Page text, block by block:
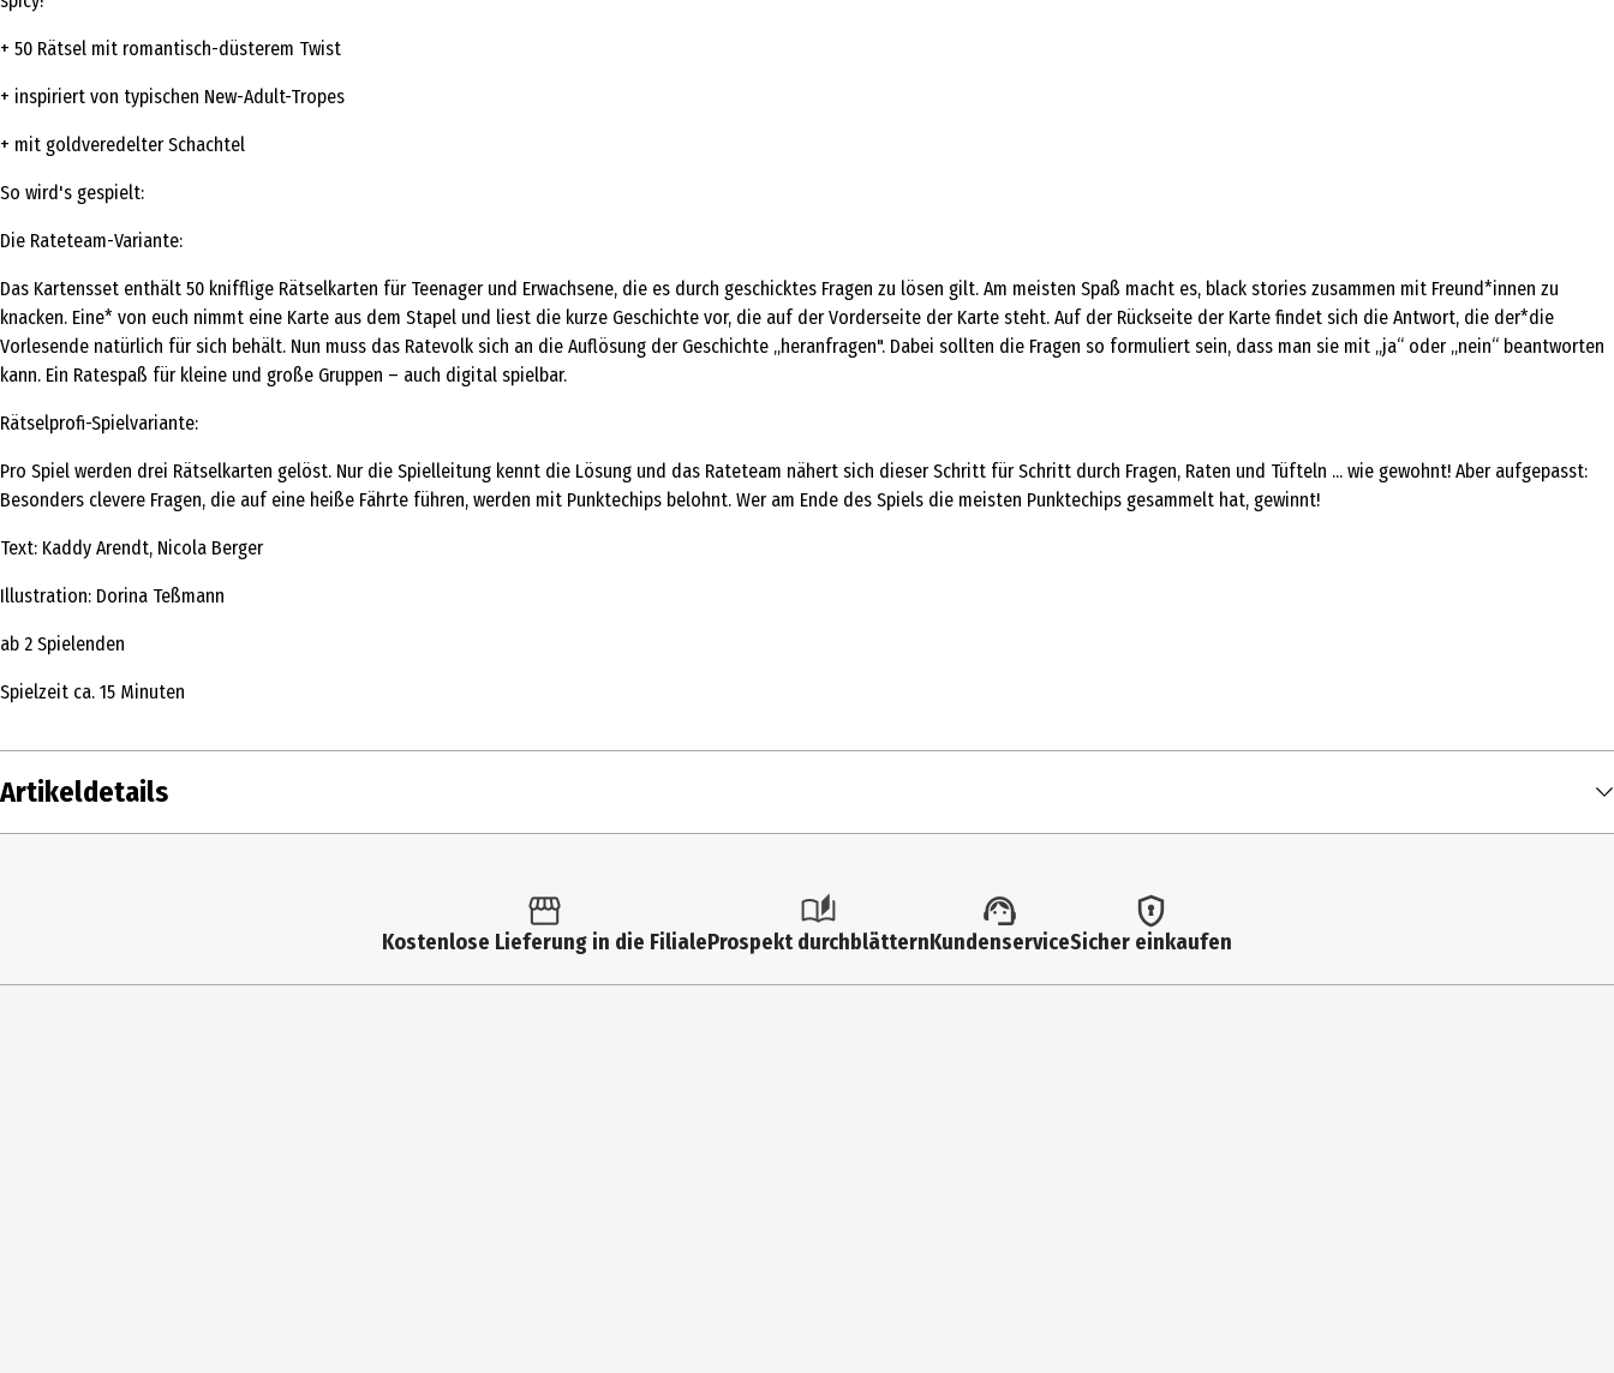
+ 50 Rätsel mit romantisch-düsterem Twist
+ inspiriert von typischen New-Adult-Tropes
+ mit goldveredelter Schachtel
So wird's gespielt:
Die Rateteam-Variante:
Das Kartensset enthält 50 knifflige Rätselkarten für Teenager und Erwachsene, die es durch geschicktes Fragen zu lösen gilt. Am meisten Spaß macht es, black stories zusammen mit Freund*innen zu
knacken. Eine* von euch nimmt eine Karte aus dem Stapel und liest die kurze Geschichte vor, die auf der Vorderseite der Karte steht. Auf der Rückseite der Karte findet sich die Antwort, die der*die
Vorlesende natürlich für sich behält. Nun muss das Ratevolk sich an die Auflösung der Geschichte „heranfragen". Dabei sollten die Fragen so formuliert sein, dass man sie mit „ja“ oder „nein“ beantworten
kann. Ein Ratespaß für kleine und große Gruppen – auch digital spielbar.
Rätselprofi-Spielvariante:
Pro Spiel werden drei Rätselkarten gelöst. Nur die Spielleitung kennt die Lösung und das Rateteam nähert sich dieser Schritt für Schritt durch Fragen, Raten und Tüfteln ... wie gewohnt! Aber aufgepasst:
Besonders clevere Fragen, die auf eine heiße Fährte führen, werden mit Punktechips belohnt. Wer am Ende des Spiels die meisten Punktechips gesammelt hat, gewinnt!
Text: Kaddy Arendt, Nicola Berger
Illustration: Dorina Teßmann
ab 2 Spielenden
Spielzeit ca. 15 Minuten
Artikeldetails
Kostenlose Lieferung in die FilialeProspekt durchblätternKundenserviceSicher einkaufen